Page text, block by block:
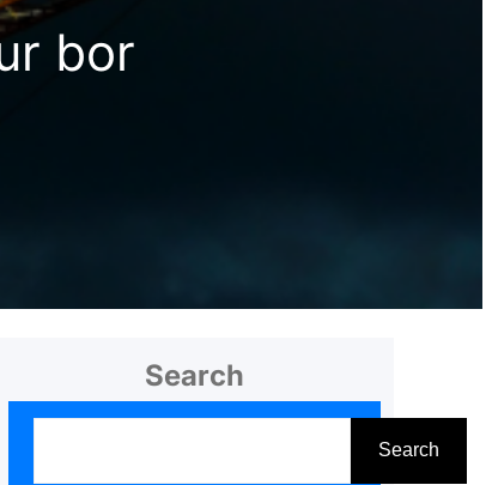
bor
Search
Search